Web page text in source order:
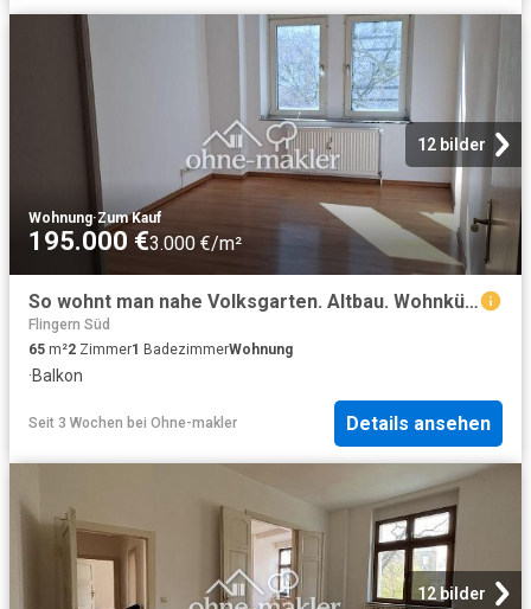
12 bilder
Wohnung·Zum Kauf
195.000 €3.000 €/m²
So wohnt man nahe Volksgarten. Altbau. Wohnküche. WG geeignet. Frei stehend. Von Privat
Flingern Süd
65 m²2 Zimmer1 BadezimmerWohnung
·Balkon
Seit 3 Wochen bei Ohne-makler Details ansehen
12 bilder